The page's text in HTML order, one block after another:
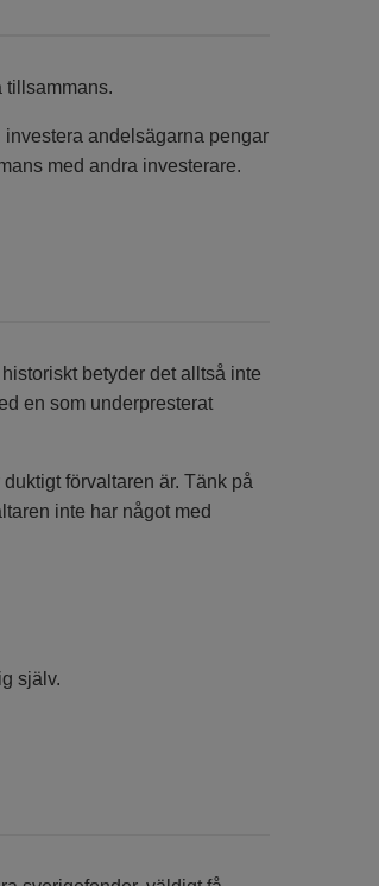
tillsammans.
andelsägarna pengar
med andra investerare.
betyder det alltså inte
en som underpresterat
förvaltaren är. Tänk på
inte har något med
själv.